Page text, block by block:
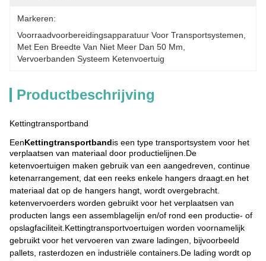
Markeren:
Voorraadvoorbereidingsapparatuur Voor Transportsystemen
Met Een Breedte Van Niet Meer Dan 50 Mm
Vervoerbanden Systeem Ketenvoertuig
Productbeschrijving
Kettingtransportband
EenKettingtransportbandis een type transportsystem voor het
verplaatsen van materiaal door productielijnen. De
ketenvoertuigen maken gebruik van een aangedreven, continue
ketenarrangement, dat een reeks enkele hangers draagt.en het
materiaal dat op de hangers hangt, wordt overgebracht.
ketenvervoerders worden gebruikt voor het verplaatsen van
producten langs een assemblagelijn en/of rond een productie- of
opslagfaciliteit. Kettingtransportvoertuigen worden voornamelijk
gebruikt voor het vervoeren van zware ladingen, bijvoorbeeld
pallets, rasterdozen en industriële containers.De lading wordt op